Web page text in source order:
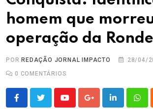
homem que
operação da
POR REDAÇÃO JORNAL IMPACTO
28/04/
0 COMENTÁRIOS
YoutubeGoogle+LinkedIn